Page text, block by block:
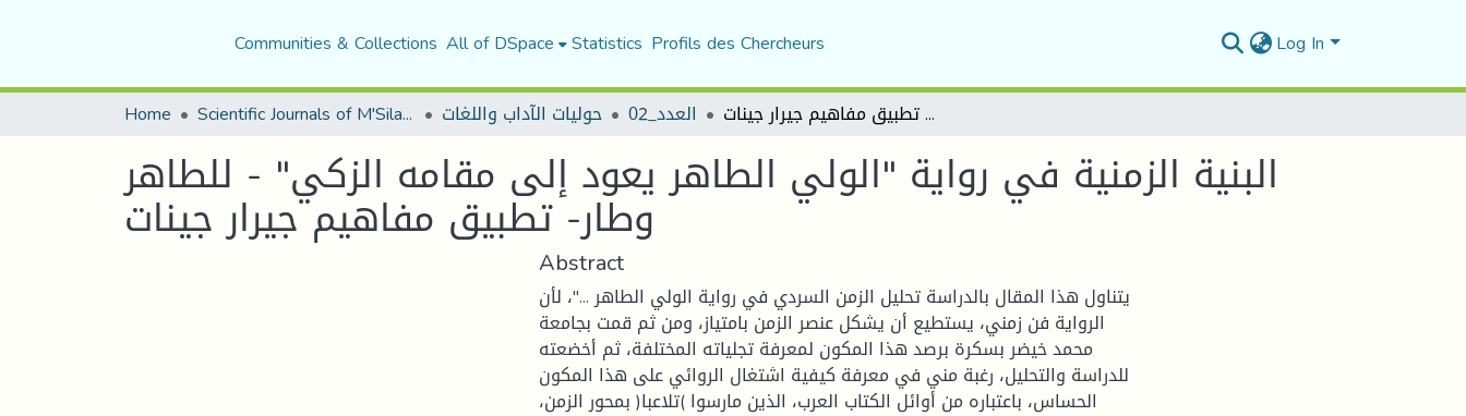
Communities & Collections All of DSpace Statistics Profils des Chercheurs Log In
Home Scientific Journals of M'Sila University حوليات الآداب واللغات العدد_02 البنية الزمنية في رواية "الولي الطاهر يعود إلى مقامه الزكي" - للطاهر وطار- تطبيق مفاهيم جيرار جينات
البنية الزمنية في رواية "الولي الطاهر يعود إلى مقامه الزكي" - للطاهر
وطار- تطبيق مفاهيم جيرار جينات
Abstract
يتناول هذا المقال بالدراسة تحليل الزمن السردي في رواية الولي الطاهر ..."، لأن
الرواية فن زمني، يستطيع أن يشكل عنصر الزمن بامتياز، ومن ثم قمت بجامعة
محمد خيضر بسكرة برصد هذا المكون لمعرفة تجلياته المختلفة، ثم أخضعته
للدراسة والتحليل، رغبة مني في معرفة كيفية اشتغال الروائي على هذا المكون
الحساس، باعتباره من أوائل الكتاب العرب، الذين مارسوا )تلاعبا( بمحور الزمن،